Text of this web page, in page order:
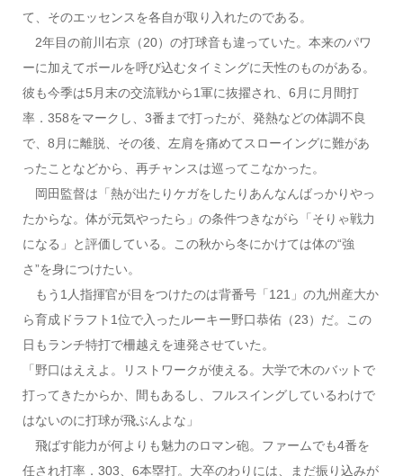
て、そのエッセンスを各自が取り入れたのである。
2年目の前川右京（20）の打球音も違っていた。本来のパワ
ーに加えてボールを呼び込むタイミングに天性のものがある。
彼も今季は5月末の交流戦から1軍に抜擢され、6月に月間打
率．358をマークし、3番まで打ったが、発熱などの体調不良
で、8月に離脱、その後、左肩を痛めてスローイングに難があ
ったことなどから、再チャンスは巡ってこなかった。
岡田監督は「熱が出たりケガをしたりあんなんばっかりやっ
たからな。体が元気やったら」の条件つきながら「そりゃ戦力
になる」と評価している。この秋から冬にかけては体の“強
さ”を身につけたい。
もう1人指揮官が目をつけたのは背番号「121」の九州産大か
ら育成ドラフト1位で入ったルーキー野口恭佑（23）だ。この
日もランチ特打で柵越えを連発させていた。
「野口はええよ。リストワークが使える。大学で木のバットで
打ってきたからか、間もあるし、フルスイングしているわけで
はないのに打球が飛ぶんよな」
飛ばす能力が何よりも魅力のロマン砲。ファームでも4番を
任され打率．303、6本塁打。大卒のわりには、まだ振り込みが